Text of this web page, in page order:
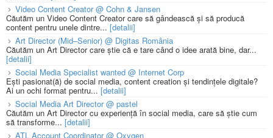
Video Content Creator @ Cohn & Jansen
Căutăm un Video Content Creator care să gândească și să producă
content pentru unele dintre... [detalii]
Art Director (Mid–Senior) @ Digitas România
Căutăm un Art Director care știe că e tare când o idee arată bine, dar...
[detalii]
Social Media Specialist wanted @ Internet Corp
Ești pasionat(ă) de social media, content creation și tendințele digitale?
Ai un ochi format pentru... [detalii]
Social Media Art Director @ pastel
Căutăm un Art Director cu experiență în social media, care să știe cum
să transforme... [detalii]
ATL Account Coordinator @ Oxygen